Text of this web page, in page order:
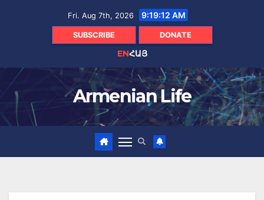
Fri. Aug 7th, 2026 9:19:13 AM
SUBSCRIBE DONATE
ENՀԱՅ
Armenian Life